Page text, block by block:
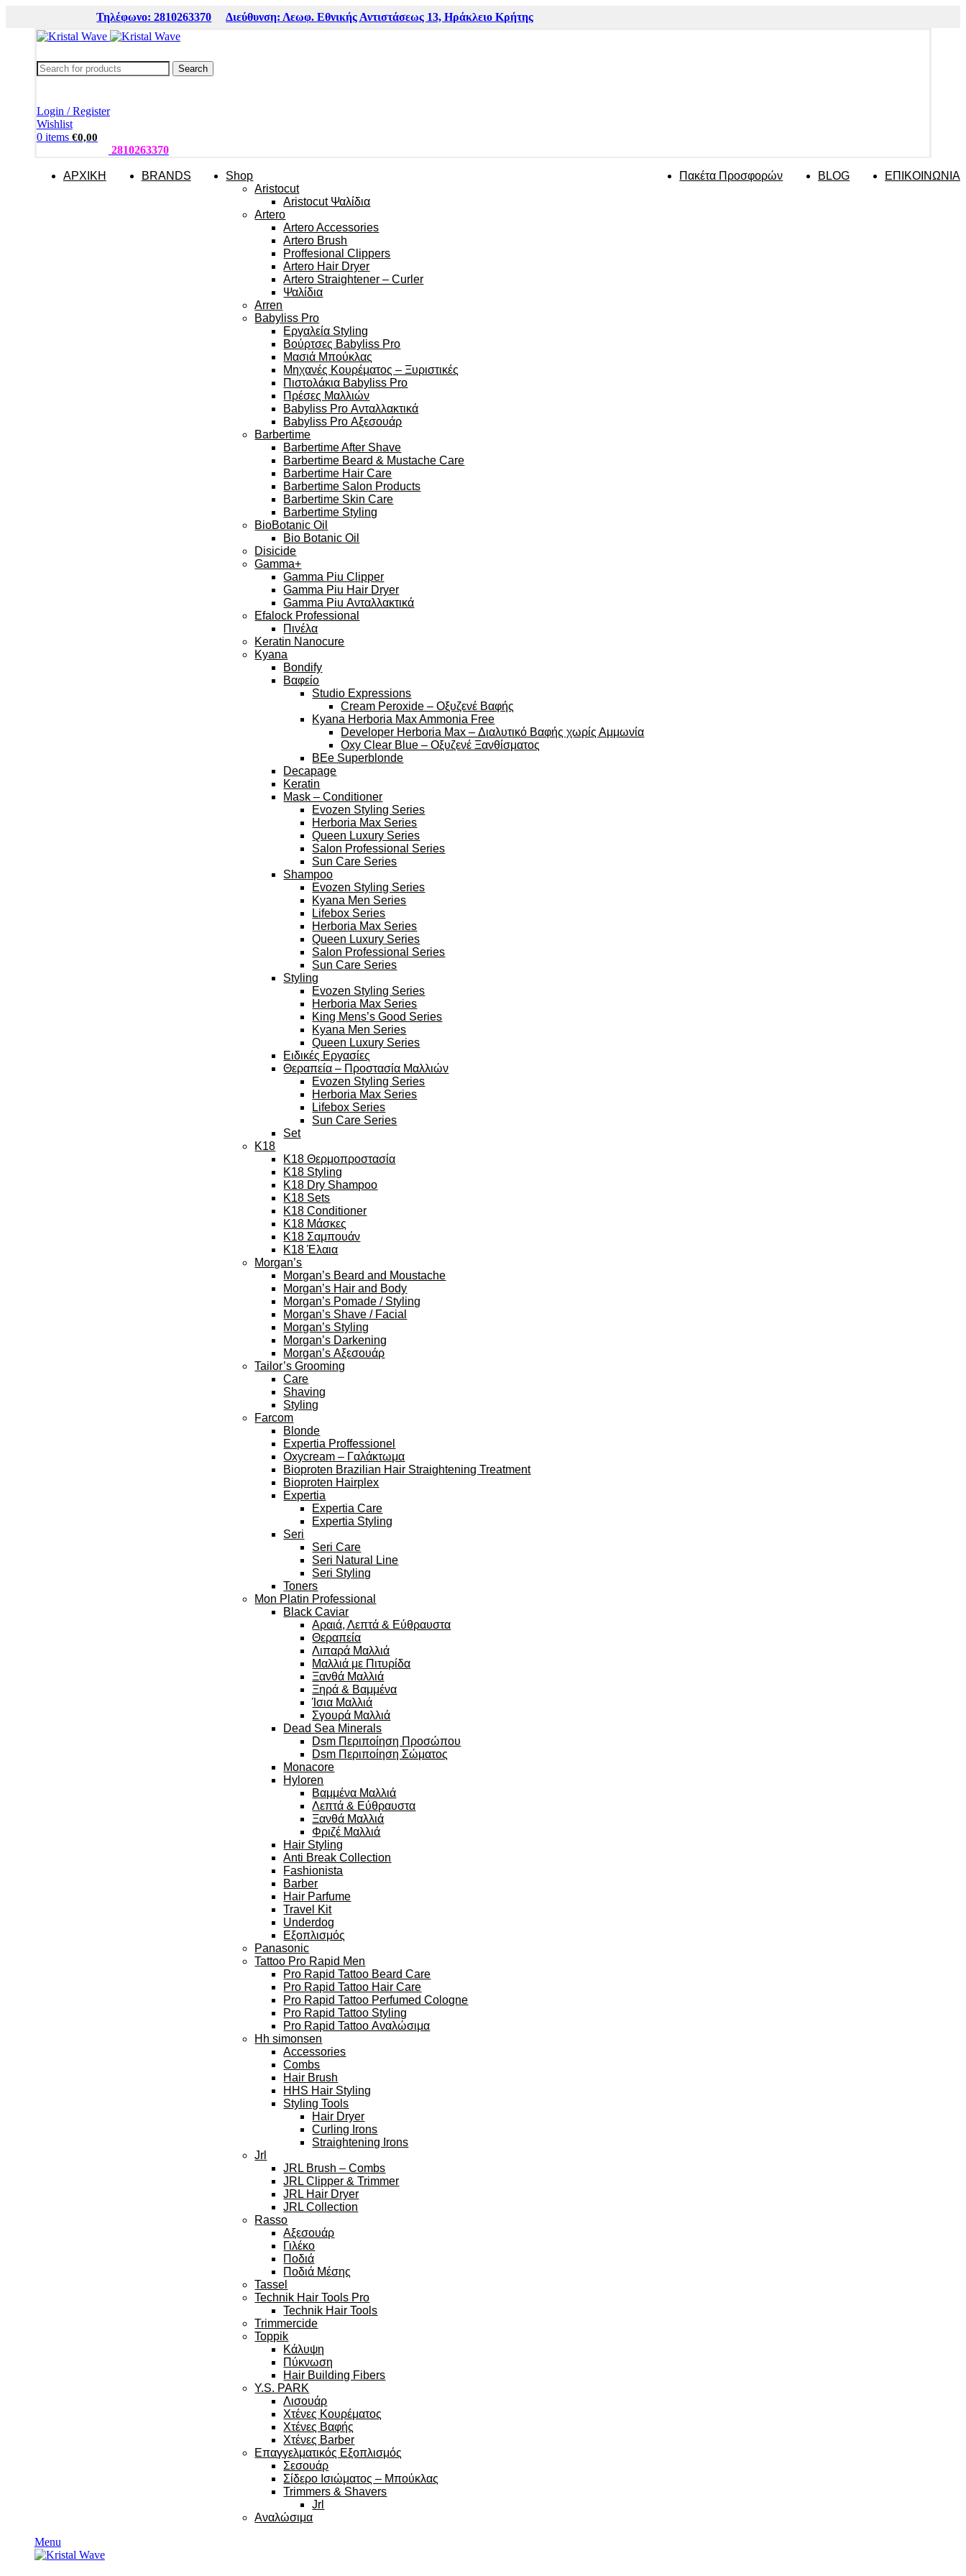
Τηλέφωνο: 2810263370 Διεύθυνση: Λεωφ. Εθνικής Αντιστάσεως 13, Ηράκλειο Κρήτης
Search
Login / Register
Wishlist
0 items €0,00
2810263370
ΑΡΧΙΚΗ BRANDS
Shop
Aristocut
Aristocut Ψαλίδια
Artero
Artero Accessories
Artero Brush
Proffesional Clippers
Artero Hair Dryer
Artero Straightener – Curler
Ψαλίδια
Arren
Babyliss Pro
Εργαλεία Styling
Βούρτσες Babyliss Pro
Μασιά Μπούκλας
Μηχανές Κουρέματος – Ξυριστικές
Πιστολάκια Babyliss Pro
Πρέσες Μαλλιών
Babyliss Pro Ανταλλακτικά
Babyliss Pro Αξεσουάρ
Barbertime
Barbertime After Shave
Barbertime Beard & Mustache Care
Barbertime Hair Care
Barbertime Salon Products
Barbertime Skin Care
Barbertime Styling
BioBotanic Oil
Bio Botanic Oil
Disicide
Gamma+
Gamma Piu Clipper
Gamma Piu Hair Dryer
Gamma Piu Ανταλλακτικά
Efalock Professional
Πινέλα
Keratin Nanocure
Kyana
Bondify
Βαφείο
Studio Expressions
Cream Peroxide – Οξυζενέ Βαφής
Kyana Herboria Max Ammonia Free
Developer Herboria Max – Διαλυτικό Βαφής χωρίς Αμμωνία
Oxy Clear Blue – Οξυζενέ Ξανθίσματος
BEe Superblonde
Decapage
Keratin
Mask – Conditioner
Evozen Styling Series
Herboria Max Series
Queen Luxury Series
Salon Professional Series
Sun Care Series
Shampoo
Evozen Styling Series
Kyana Men Series
Lifebox Series
Herboria Max Series
Queen Luxury Series
Salon Professional Series
Sun Care Series
Styling
Evozen Styling Series
Herboria Max Series
King Mens’s Good Series
Kyana Men Series
Queen Luxury Series
Ειδικές Εργασίες
Θεραπεία – Προστασία Μαλλιών
Evozen Styling Series
Herboria Max Series
Lifebox Series
Sun Care Series
Set
K18
K18 Θερμοπροστασία
K18 Styling
K18 Dry Shampoo
K18 Sets
K18 Conditioner
K18 Μάσκες
K18 Σαμπουάν
K18 Έλαια
Morgan’s
Morgan’s Beard and Moustache
Morgan’s Hair and Body
Morgan’s Pomade / Styling
Morgan’s Shave / Facial
Morgan’s Styling
Morgan’s Darkening
Morgan’s Αξεσουάρ
Tailor’s Grooming
Care
Shaving
Styling
Farcom
Blonde
Expertia Proffessionel
Oxycream – Γαλάκτωμα
Bioproten Brazilian Hair Straightening Treatment
Bioproten Hairplex
Expertia
Expertia Care
Expertia Styling
Seri
Seri Care
Seri Natural Line
Seri Styling
Toners
Mon Platin Professional
Black Caviar
Αραιά, Λεπτά & Εύθραυστα
Θεραπεία
Λιπαρά Μαλλιά
Μαλλιά με Πιτυρίδα
Ξανθά Μαλλιά
Ξηρά & Βαμμένα
Ίσια Μαλλιά
Σγουρά Μαλλιά
Dead Sea Minerals
Dsm Περιποίηση Προσώπου
Dsm Περιποίηση Σώματος
Monacore
Hyloren
Βαμμένα Μαλλιά
Λεπτά & Εύθραυστα
Ξανθά Μαλλιά
Φριζέ Μαλλιά
Hair Styling
Anti Break Collection
Fashionista
Barber
Hair Parfume
Travel Kit
Underdog
Εξοπλισμός
Panasonic
Tattoo Pro Rapid Men
Pro Rapid Tattoo Beard Care
Pro Rapid Tattoo Hair Care
Pro Rapid Tattoo Perfumed Cologne
Pro Rapid Tattoo Styling
Pro Rapid Tattoo Αναλώσιμα
Hh simonsen
Accessories
Combs
Hair Brush
HHS Hair Styling
Styling Tools
Hair Dryer
Curling Irons
Straightening Irons
Jrl
JRL Brush – Combs
JRL Clipper & Trimmer
JRL Hair Dryer
JRL Collection
Rasso
Αξεσουάρ
Γιλέκο
Ποδιά
Ποδιά Μέσης
Tassel
Technik Hair Tools Pro
Technik Hair Tools
Trimmercide
Toppik
Κάλυψη
Πύκνωση
Hair Building Fibers
Y.S. PARK
Λισουάρ
Χτένες Κουρέματος
Χτένες Βαφής
Χτένες Barber
Επαγγελματικός Εξοπλισμός
Σεσουάρ
Σίδερο Ισιώματος – Μπούκλας
Trimmers & Shavers
Jrl
Αναλώσιμα
Πακέτα Προσφορών BLOG ΕΠΙΚΟΙΝΩΝΙΑ
Menu